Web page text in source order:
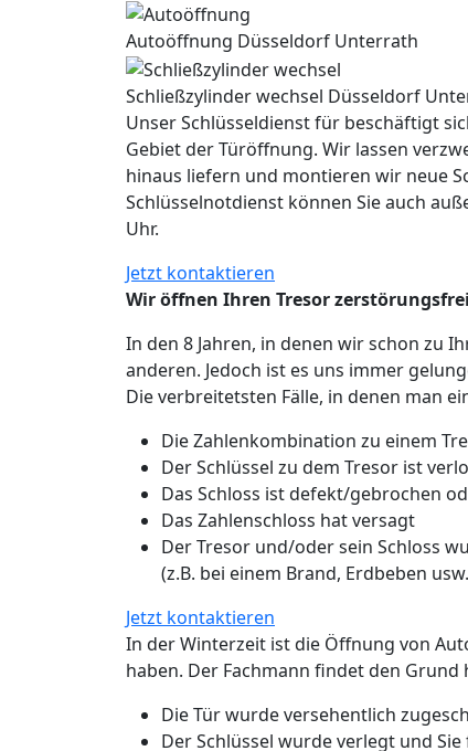
Autoöffnung Düsseldorf Unterrath
Schließzylinder wechsel Düsseldorf
Unser Schlüsseldienst für beschäftigt
Gebiet der Türöffnung. Wir lassen
hinaus liefern und montieren wir neue
Schlüsselnotdienst können Sie auch
Uhr.
Jetzt kontaktieren
Wir öffnen Ihren Tresor zerstörungsfrei
In den 8 Jahren, in denen wir schon zu
anderen. Jedoch ist es uns immer
Die verbreitetsten Fälle, in denen man
Die Zahlenkombination zu einem
Der Schlüssel zu dem Tresor ist
Das Schloss ist defekt/gebrochen
Das Zahlenschloss hat versagt
Der Tresor und/oder sein Schloss
(z.B. bei einem Brand, Erdbeben
Jetzt kontaktieren
In der Winterzeit ist die Öffnung von
haben. Der Fachmann findet den
Die Tür wurde versehentlich
Der Schlüssel wurde verlegt und